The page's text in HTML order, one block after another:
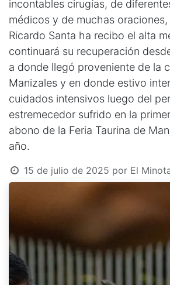
incontables cirugías, de
médicos y de muchas
Ricardo Santa ha recibo el alta
continuará su recuperación
a donde llegó proveniente de la
Manizales y en donde estivo
cuidados intensivos luego del
estremecedor sufrido en la
abono de la Feria Taurina de
año.
15 de julio de 2025 por El